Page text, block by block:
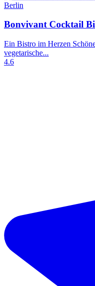
Berlin
Bonvivant Cocktail
Ein Bistro im Herzen
vegetarische...
4.6